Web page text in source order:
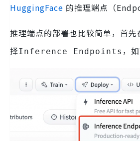
HuggingFace 的推理端点（
推理端点的部署也比较简单，首先
择Inference Endpoints ，